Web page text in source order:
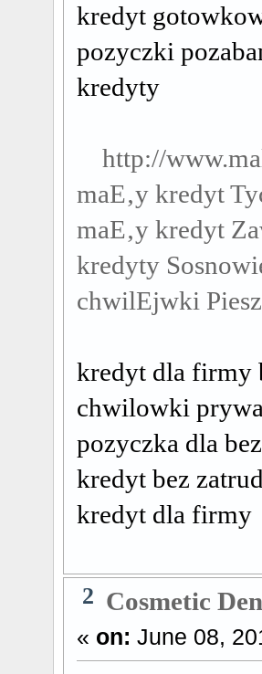
kredyt
pozyczki
kredyty
http://
maЕ‚y kredyt
maЕ‚y kredyt
kredyty
chwilЕјwki
kredyt dla firmy
chwilowki
pozyczka dla
kredyt bez
kredyt dla firmy
2 Cosmetic
« on: June 08,